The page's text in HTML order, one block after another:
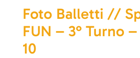
Foto Balletti //
FUN – 3° Turno
10